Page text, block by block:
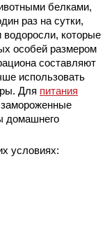
белками,
раз на сутки,
водоросли, которые
особей размером
составляют
использовать
Для питания
домашнего
условиях: